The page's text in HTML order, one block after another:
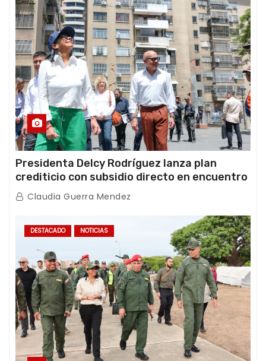
Presidenta Delcy Rodríguez lanza plan
crediticio con subsidio directo en encuentro
con Juntas de Condominio
Claudia Guerra Mendez
DESTACADO NOTICIAS